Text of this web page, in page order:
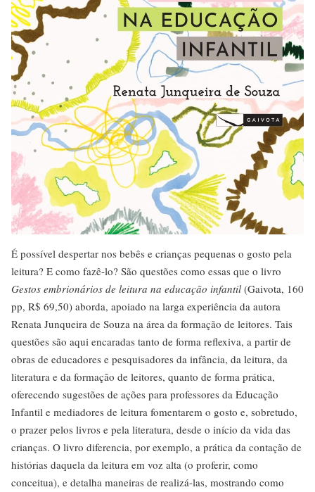
É possível despertar nos bebês e crianças pequenas o gosto pela
leitura? E como fazê-lo? São questões como essas que o livro
Gestos embrionários de leitura na educação infantil (Gaivota, 160
pp, R$ 69,50) aborda, apoiado na larga experiência da autora
Renata Junqueira de Souza na área da formação de leitores. Tais
questões são aqui encaradas tanto de forma reflexiva, a partir de
obras de educadores e pesquisadores da infância, da leitura, da
literatura e da formação de leitores, quanto de forma prática,
oferecendo sugestões de ações para professores da Educação
Infantil e mediadores de leitura fomentarem o gosto e, sobretudo,
o prazer pelos livros e pela literatura, desde o início da vida das
crianças. O livro diferencia, por exemplo, a prática da contação de
histórias daquela da leitura em voz alta (o proferir, como
conceitua), e detalha maneiras de realizá-las, mostrando como